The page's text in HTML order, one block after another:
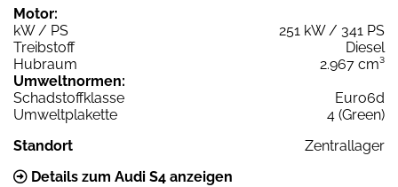
Motor:
kW / PS
251 kW / 341 PS
Treibstoff
Diesel
Hubraum
2.967 cm³
Umweltnormen:
Schadstoffklasse
Euro6d
Umweltplakette
4 (Green)
Standort
Zentrallager
Details zum Audi S4 anzeigen